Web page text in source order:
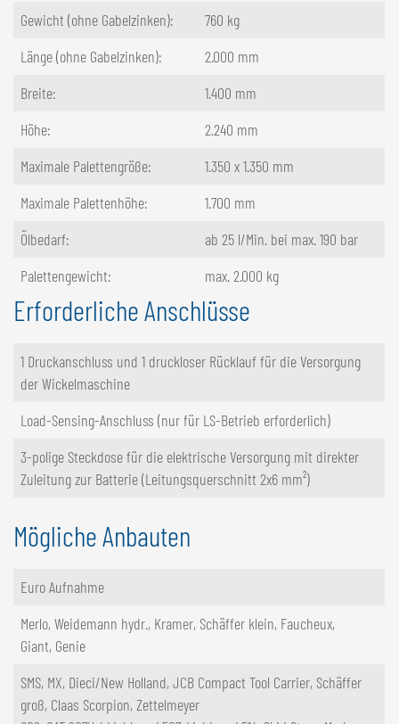
Gewicht (ohne Gabelzinken):
760 kg
Länge (ohne Gabelzinken):
2.000 mm
Breite:
1.400 mm
Höhe:
2.240 mm
Maximale Palettengröße:
1.350 x 1.350 mm
Maximale Palettenhöhe:
1.700 mm
Ölbedarf:
ab 25 l/Min. bei max. 190 bar
Palettengewicht:
max. 2.000 kg
Erforderliche Anschlüsse
1 Druckanschluss und 1 druckloser Rücklauf für die Versorgung
der Wickelmaschine
Load-Sensing-Anschluss (nur für LS-Betrieb erforderlich)
3-polige Steckdose für die elektrische Versorgung mit direkter
Zuleitung zur Batterie (Leitungsquerschnitt 2x6 mm²)
Mögliche Anbauten
Euro Aufnahme
Merlo, Weidemann hydr., Kramer, Schäffer klein, Faucheux,
Giant, Genie
SMS, MX, Dieci/New Holland, JCB Compact Tool Carrier, Schäffer
groß, Claas Scorpion, Zettelmeyer